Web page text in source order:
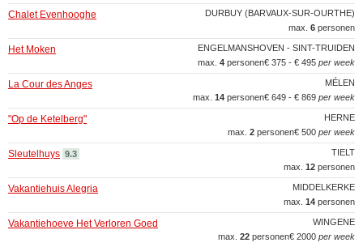
DURBUY (BARVAUX-SUR-OURTHE)
Chalet Evenhooghe
max. 6 personen
ENGELMANSHOVEN - SINT-TRUIDEN
Het Moken
€ 375 - € 495 per week
max. 4 personen
MÉLEN
La Cour des Anges
€ 649 - € 869 per week
max. 14 personen
HERNE
"Op de Ketelberg"
€ 500 per week
max. 2 personen
TIELT
Sleutelhuys 9.3
max. 12 personen
MIDDELKERKE
Vakantiehuis Alegria
max. 14 personen
WINGENE
Vakantiehoeve Het Verloren Goed
€ 2000 per week
max. 22 personen